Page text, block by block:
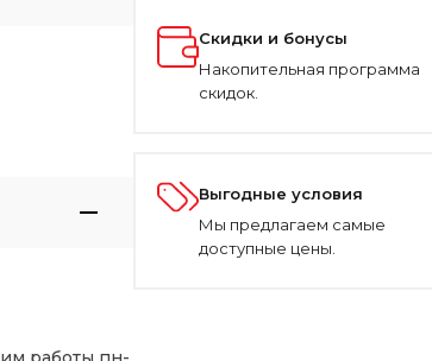
Скидки и бонусы
Накопительная программа
скидок.
Выгодные условия
Мы предлагаем самые
доступные цены.